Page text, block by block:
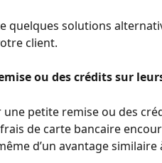
quelques solutions
client.
ou des crédits sur
petite remise ou des
de carte bancaire
d’un avantage similaire